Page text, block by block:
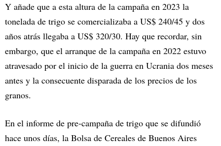
Y añade que a esta altura de la campaña en 2023 la
tonelada de trigo se comercializaba a US$ 240/45 y dos
años atrás llegaba a US$ 320/30. Hay que recordar, sin
embargo, que el arranque de la campaña en 2022 estuvo
atravesado por el inicio de la guerra en Ucrania dos meses
antes y la consecuente disparada de los precios de los
granos.
En el informe de pre-campaña de trigo que se difundió
hace unos días, la Bolsa de Cereales de Buenos Aires